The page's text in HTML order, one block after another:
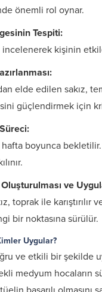
önemli rol oynar.
Tespiti:
incelenerek kişinin
elde edilen sakız,
güçlendirmek için
hafta boyunca
Oluşturulması ve
toprak ile
bir noktasına sürülür.
Uygular?
ve etkili bir şekilde
medyum hocaların